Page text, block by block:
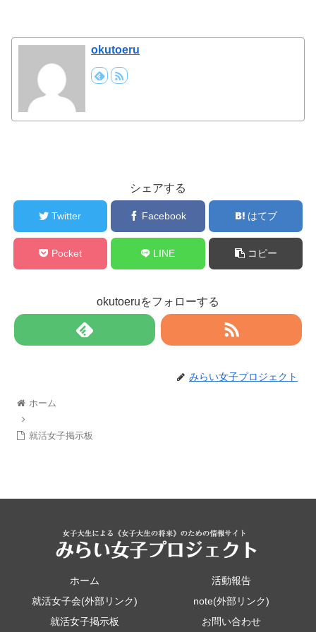
okutoeru
シェアする
Twitter Facebook はてブ
Pocket LINE コピー
okutoeruをフォローする
みらい女子プロジェクト
ホーム
就活女子掲示板
ホーム
活動報告
就活女子会(外部リンク)
note(外部リンク)
就活女子掲示板
お問い合わせ